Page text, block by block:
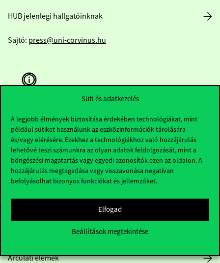
Süti és adatkezelés
A legjobb élmények biztosítása érdekében technológiákat, mint
például sütiket használunk az eszközinformációk tárolására
és/vagy elérésére. Ezekhez a technológiákhoz való hozzájárulás
lehetővé teszi számunkra az olyan adatok feldolgozását, mint a
böngészési magatartás vagy egyedi azonosítók ezen az oldalon. A
hozzájárulás megtagadása vagy visszavonása negatívan
befolyásolhat bizonyos funkciókat és jellemzőket.
Elfogad
Beállítások megtekintése
HUB jelenlegi hallgatóinknak
Sajtó: press@uni-corvinus.hu
Hasznos linkek
Nyitvatartás
Házirend
Arculati elemek